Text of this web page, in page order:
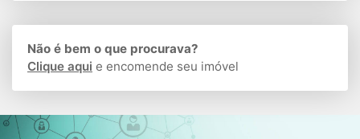
Não é bem o que procurava?
Clique aqui e encomende seu imóvel